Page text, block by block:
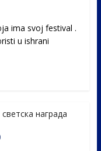
ima svoj festival .
u ishrani
награда